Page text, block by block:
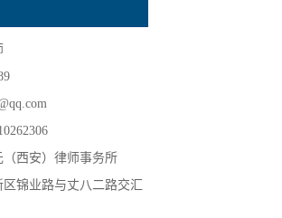
西安）律师事务所
锦业路与丈八二路交汇